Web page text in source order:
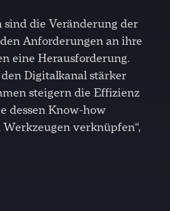
die Veränderung der
Anforderungen an ihre
eine Herausforderung.
Digitalkanal stärker
steigern die Effizienz
dessen Know-how
verknüpfen“,